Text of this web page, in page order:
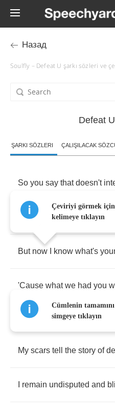
Назад
Soulfly – Defeat U şarkı sözleri ve
Defeat
ŞARKI SÖZLERI ÇALIŞILACAK
So you say that doesn't
And you don't care what
But now know what's
'Cause what we had you
My scars tell the story of
remain undisputed and
Çeviriyi görmek
kelimeye tıklayın
Cümlenin
simgeye tıklayın